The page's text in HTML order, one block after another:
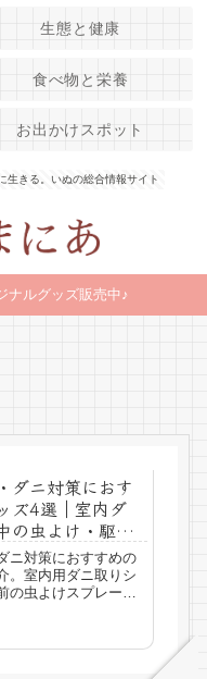
生きる。いぬの総合情報サイト
生態と健康
食べ物と栄養
お出かけスポット
ナルグッズ販売中♪
ダニ対策におす
ズ4選｜室内ダ
の虫よけ・駆除
ニ対策におすすめの
。室内用ダニ取りシ
の虫よけスプレー、